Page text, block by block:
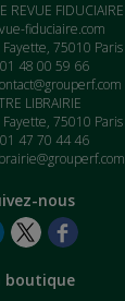
REVUE FIDUCIAIRE
fiduciaire.com
75010 Paris
48 00 59 66
LIBRAIRIE
75010 Paris
47 70 44 46
nous
boutique